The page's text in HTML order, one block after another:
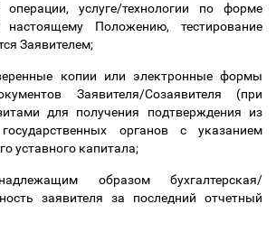
услуге/технологии по форме
Положению, тестирование
Заявителем;
копии или электронные формы
Заявителя/Созаявителя (при
для получения подтверждения из
органов с указанием
уставного капитала;
образом бухгалтерская/
заявителя за последний отчетный